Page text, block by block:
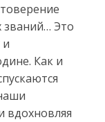
званий… Это
и
Как и
вдохновляя